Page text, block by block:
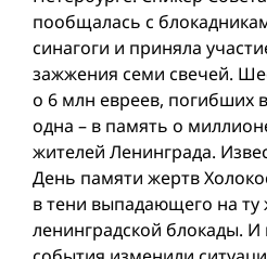
пообщалась с
синагоги и приняла
зажжения семи свечей.
о 6 млн евреев, погибших
одна – в память о
жителeй Ленинграда.
День памяти жертв
в тени выпадающего на ту
ленинградской блокады. И